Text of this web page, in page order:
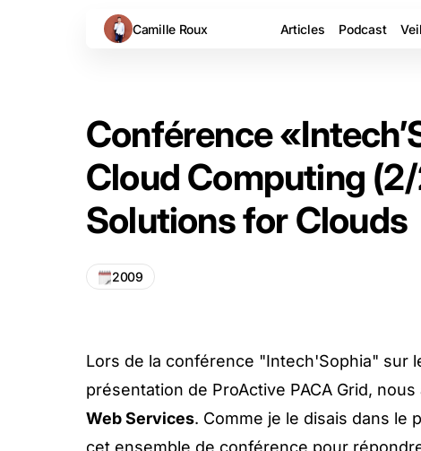
Camille Roux Articles Podcast
Conférence
Cloud Computing
Solutions for Clouds
2009
Lors de la conférence "Intech'Sophia" sur
présentation de ProActive PACA Grid, nous
Web Services. Comme je le disais dans le
cet ensemble de conférence pour